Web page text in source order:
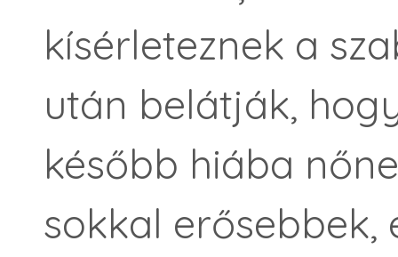
kísérleteznek a
után belátják,
később hiába
sokkal